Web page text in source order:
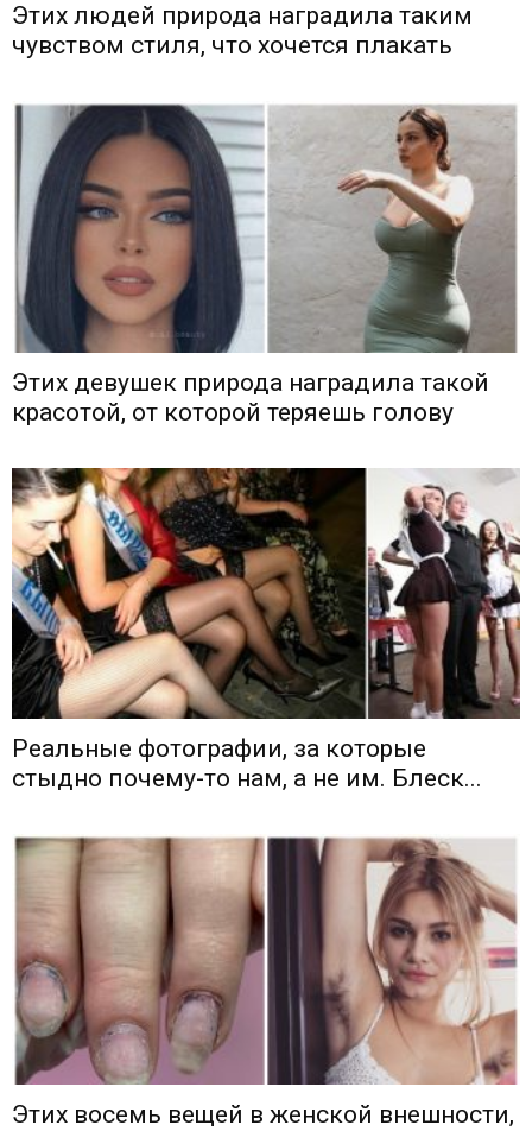
Этих людей природа наградила таким
чувством стиля, что хочется плакать
Этих девушек природа наградила такой
красотой, от которой теряешь голову
Реальные фотографии, за которые
стыдно почему-то нам, а не им. Блеск...
Этих восемь вещей в женской внешности,